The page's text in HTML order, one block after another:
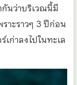
กันว่าบริเวณนี้มี
าะราวๆ 3 ปีก่อน
ก่าลงไปในทะเล